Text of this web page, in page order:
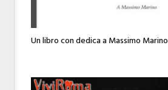
Un libro con dedica a Massimo Marino